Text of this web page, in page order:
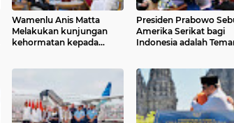
Wamenlu Anis Matta
Melakukan kunjungan
kehormatan kepada
Presiden Prabowo
Amerika Serikat bagi
Indonesia adalah